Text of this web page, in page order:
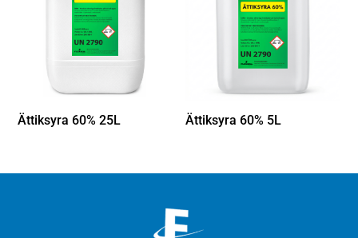
Ättiksyra 60% 25L Ättiksyra 60% 5L